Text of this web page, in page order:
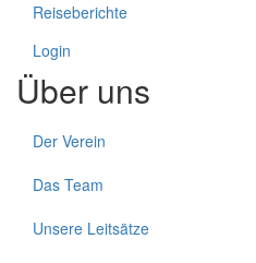
Reiseberichte
Login
Über uns
Der Verein
Das Team
Unsere Leitsätze